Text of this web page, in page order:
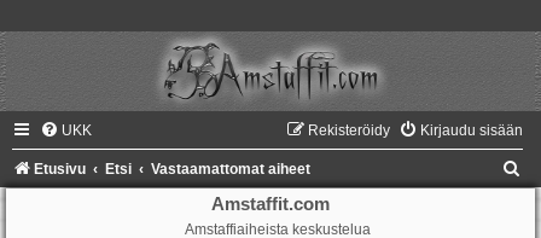
UKK Kirjaudu sisään
Rekisteröidy
Etusivu Etsi Vastaamattomat aiheet
Amstaffit.com
Amstaffiaiheista keskustelua